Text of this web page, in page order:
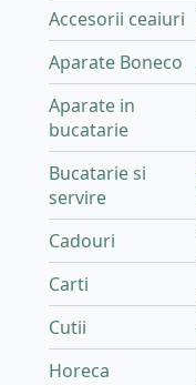
Accesorii ceaiuri
Aparate Boneco
Aparate in
bucatarie
Bucatarie si
servire
Cadouri
Carti
Cutii
Horeca